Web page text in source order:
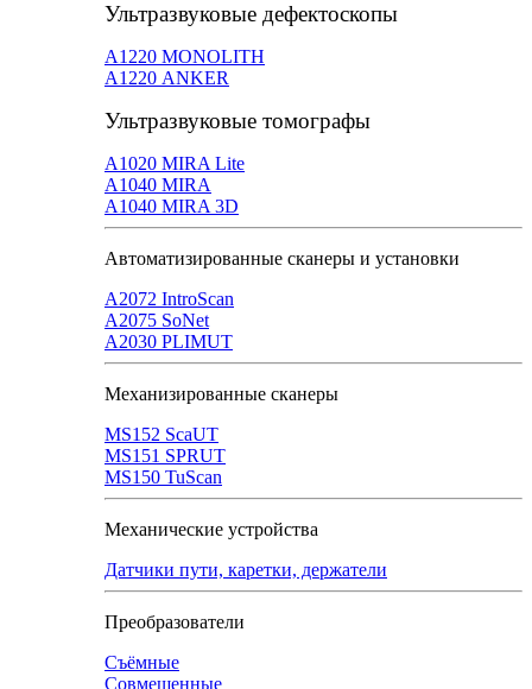
Ультразвуковые дефектоскопы
А1220 MONOLITH
А1220 ANKER
Ультразвуковые томографы
A1020 MIRA Lite
А1040 MIRA
A1040 MIRA 3D
Автоматизированные сканеры и установки
А2072 IntroScan
А2075 SoNet
А2030 PLIMUT
Механизированные сканеры
MS152 SсaUT
MS151 SPRUT
MS150 TuScan
Механические устройства
Датчики пути, каретки, держатели
Преобразователи
Съёмные
Совмещенные